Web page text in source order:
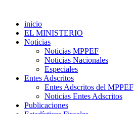
inicio
EL MINISTERIO
Noticias
Noticias MPPEF
Noticias Nacionales
Especiales
Entes Adscritos
Entes Adscritos del MPPEF
Noticias Entes Adscritos
Publicaciones